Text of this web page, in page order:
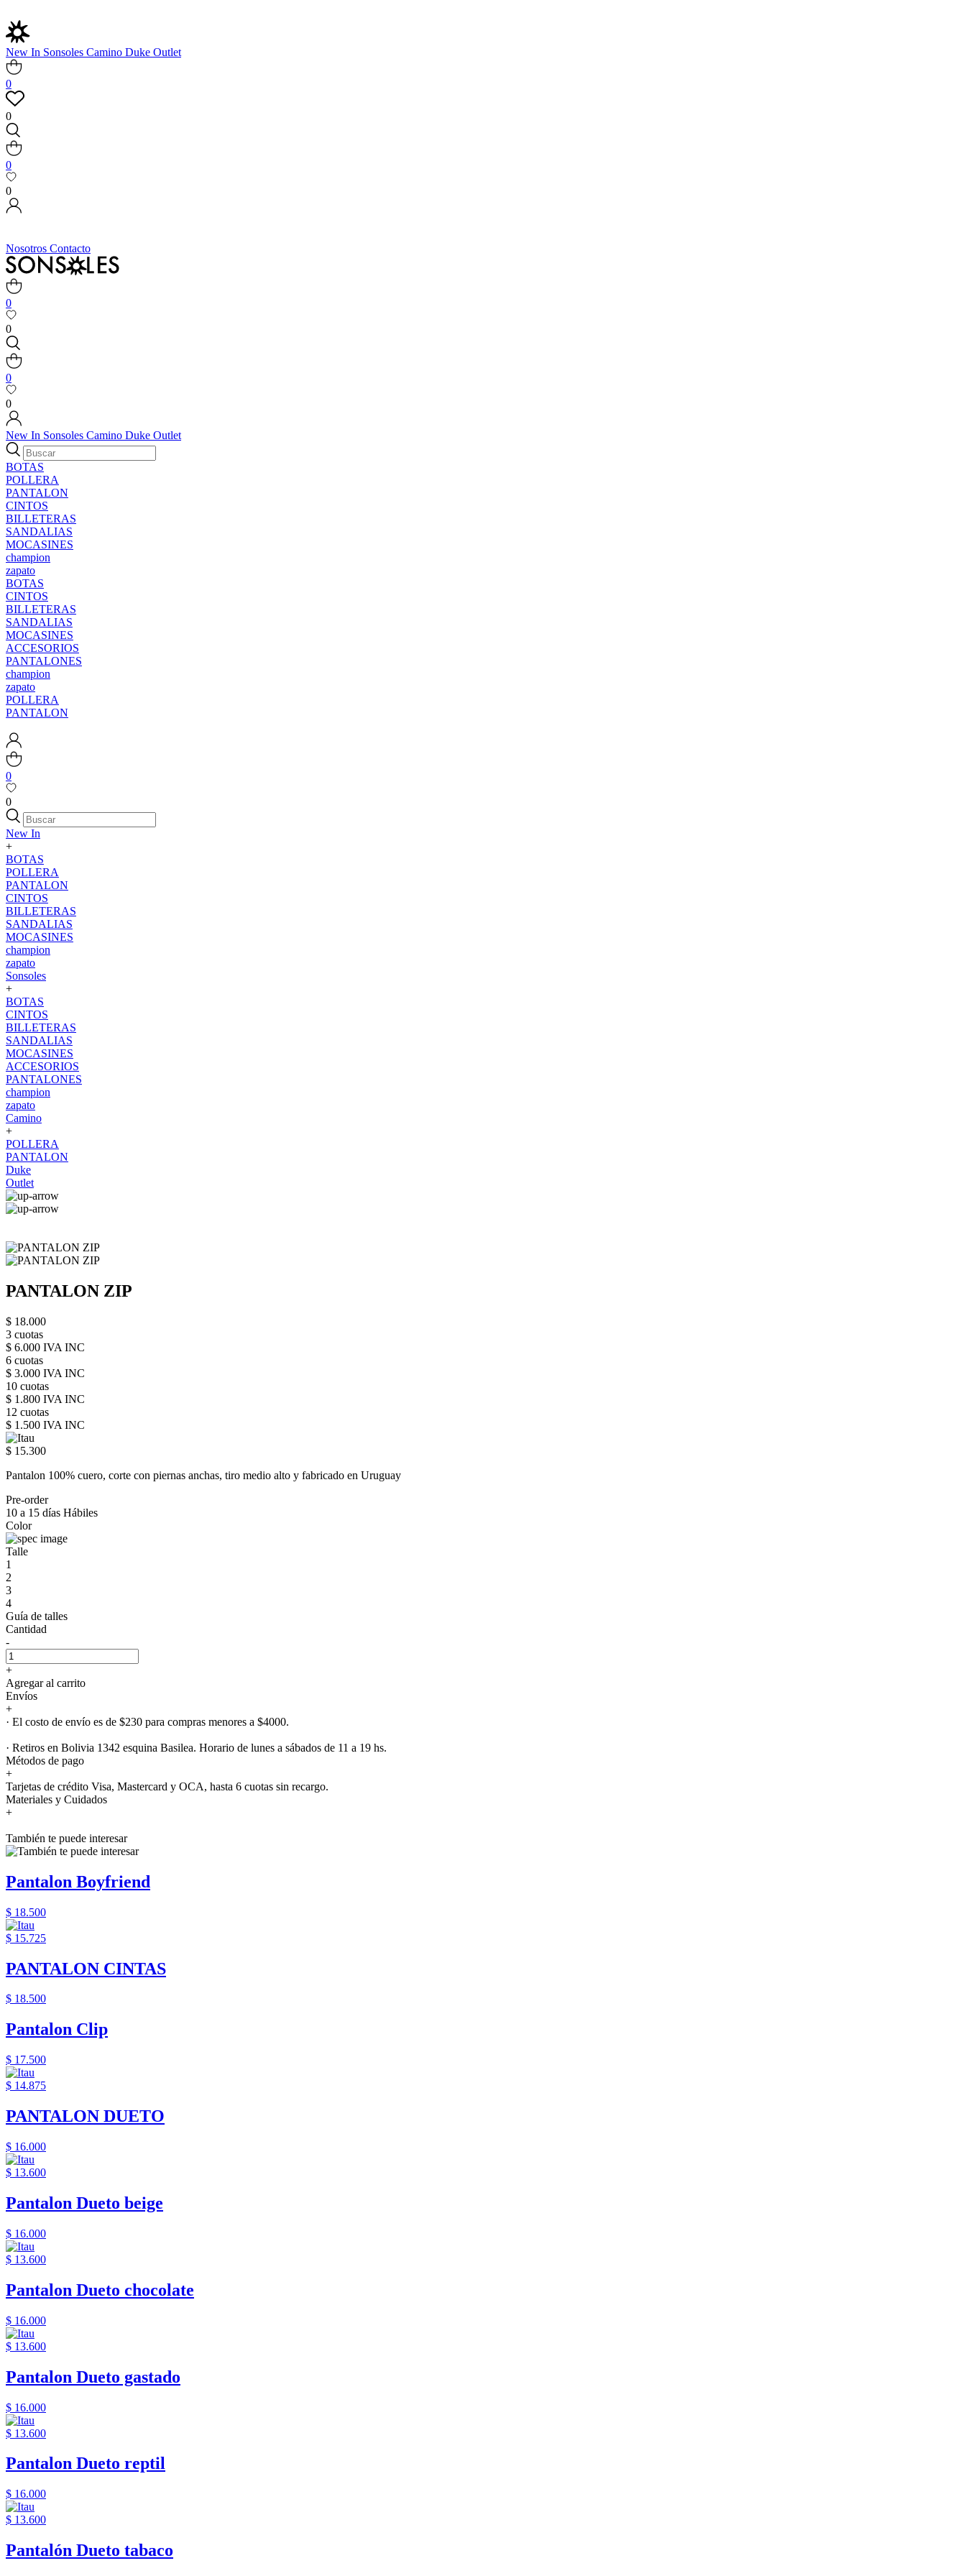
New In Sonsoles Camino Duke Outlet
0
0
0
0
Nosotros Contacto
0
0
0
0
New In Sonsoles Camino Duke Outlet
BOTAS
POLLERA
PANTALON
CINTOS
BILLETERAS
SANDALIAS
MOCASINES
champion
zapato
BOTAS
CINTOS
BILLETERAS
SANDALIAS
MOCASINES
ACCESORIOS
PANTALONES
champion
zapato
POLLERA
PANTALON
0
0
New In
+
BOTAS
POLLERA
PANTALON
CINTOS
BILLETERAS
SANDALIAS
MOCASINES
champion
zapato
Sonsoles
+
BOTAS
CINTOS
BILLETERAS
SANDALIAS
MOCASINES
ACCESORIOS
PANTALONES
champion
zapato
Camino
+
POLLERA
PANTALON
Duke
Outlet
PANTALON ZIP
$ 18.000
3 cuotas
$ 6.000 IVA INC
6 cuotas
$ 3.000 IVA INC
10 cuotas
$ 1.800 IVA INC
12 cuotas
$ 1.500 IVA INC
$ 15.300
Pantalon 100% cuero, corte con piernas anchas, tiro medio alto y fabricado en Uruguay
Pre-order
10 a 15 días Hábiles
Color
Talle
1
2
3
4
Guía de talles
Cantidad
-
+
Agregar al carrito
Envíos
+
· El costo de envío es de $230 para compras menores a $4000.
· Retiros en Bolivia 1342 esquina Basilea. Horario de lunes a sábados de 11 a 19 hs.
Métodos de pago
+
Tarjetas de crédito Visa, Mastercard y OCA, hasta 6 cuotas sin recargo.
Materiales y Cuidados
+
También te puede interesar
Pantalon Boyfriend
$ 18.500
$ 15.725
PANTALON CINTAS
$ 18.500
Pantalon Clip
$ 17.500
$ 14.875
PANTALON DUETO
$ 16.000
$ 13.600
Pantalon Dueto beige
$ 16.000
$ 13.600
Pantalon Dueto chocolate
$ 16.000
$ 13.600
Pantalon Dueto gastado
$ 16.000
$ 13.600
Pantalon Dueto reptil
$ 16.000
$ 13.600
Pantalón Dueto tabaco